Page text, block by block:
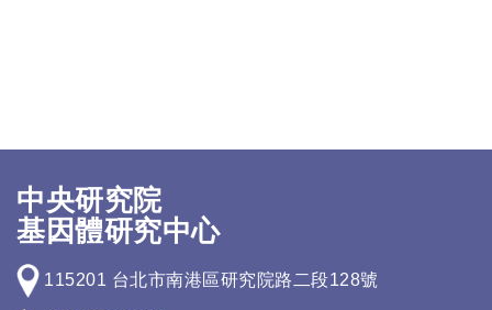
中央研究院
基因體研究中心
115201 台北市南港區研究院路二段128號